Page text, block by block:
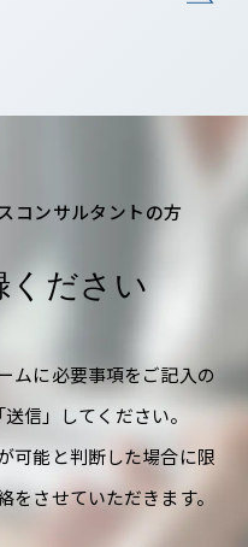
コンサルタントの方
ください
ムに必要事項をご記入の
信」してください。
可能と判断した場合に限
をさせていただきます。